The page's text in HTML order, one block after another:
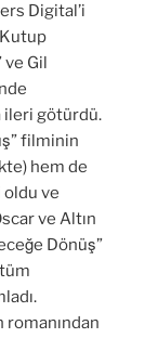
Digital’i
ve Gil
ileri götürdü.
filminin
hem de
oldu ve
ve Altın
Dönüş”
romanından